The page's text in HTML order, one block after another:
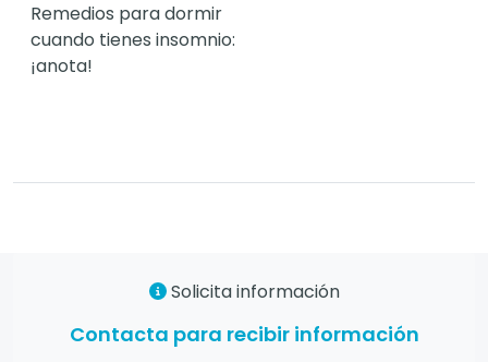
Remedios para dormir
cuando tienes insomnio:
¡anota!
Solicita información
Contacta para recibir información